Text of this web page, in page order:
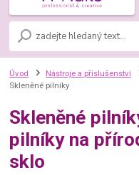
Úvod Nástroje a příslušenství
Skleněné pilníky
Skleněné
pilníky na
sklo